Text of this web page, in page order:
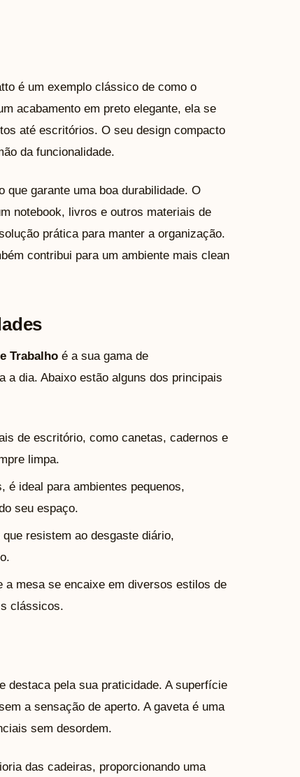
é um exemplo clássico de como o
acabamento em preto elegante, ela se
até escritórios. O seu design compacto
da funcionalidade.
que garante uma boa durabilidade. O
notebook, livros e outros materiais de
prática para manter a organização.
contribui para um ambiente mais clean
Trabalho é a sua gama de
a dia. Abaixo estão alguns dos principais
de escritório, como canetas, cadernos e
limpa.
é ideal para ambientes pequenos,
seu espaço.
resistem ao desgaste diário,
a mesa se encaixe em diversos estilos de
clássicos.
destaca pela sua praticidade. A superfície
a sensação de aperto. A gaveta é uma
sem desordem.
das cadeiras, proporcionando uma